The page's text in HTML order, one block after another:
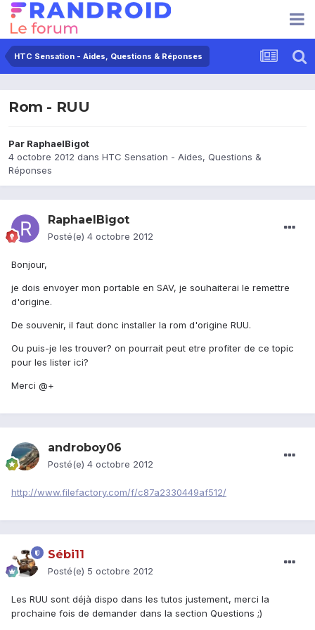
HTC Sensation - Aides, Questions & Réponses
Rom - RUU
Par RaphaelBigot
4 octobre 2012 dans HTC Sensation - Aides, Questions &
Réponses
RaphaelBigot
Posté(e) 4 octobre 2012
Bonjour,
je dois envoyer mon portable en SAV, je souhaiterai le remettre
d'origine.
De souvenir, il faut donc installer la rom d'origine RUU.
Ou puis-je les trouver? on pourrait peut etre profiter de ce topic
pour les lister ici?
Merci @+
androboy06
Posté(e) 4 octobre 2012
http://www.filefactory.com/f/c87a2330449af512/
Sébi11
Posté(e) 5 octobre 2012
Les RUU sont déjà dispo dans les tutos justement, merci la
prochaine fois de demander dans la section Questions ;)